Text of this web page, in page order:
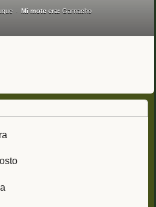
Mi mote era: Garnacho